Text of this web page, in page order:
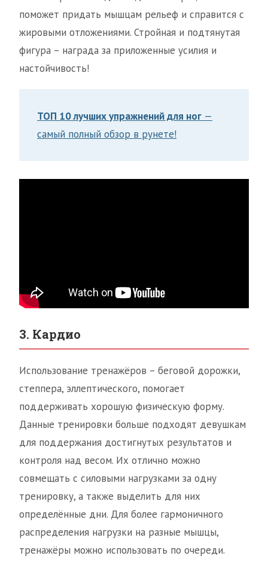
поможет придать мышцам рельеф и справится с
жировыми отложениями. Стройная и подтянутая
фигура – награда за приложенные усилия и
настойчивость!
ТОП 10 лучших упражнений для ног —
самый полный обзор в рунете!
3. Кардио
Использование тренажёров – беговой дорожки,
степпера, эллептического, помогает
поддерживать хорошую физическую форму.
Данные тренировки больше подходят девушкам
для поддержания достигнутых результатов и
контроля над весом. Их отлично можно
совмещать с силовыми нагрузками за одну
тренировку, а также выделить для них
определённые дни. Для более гармоничного
распределения нагрузки на разные мышцы,
тренажёры можно использовать по очереди.